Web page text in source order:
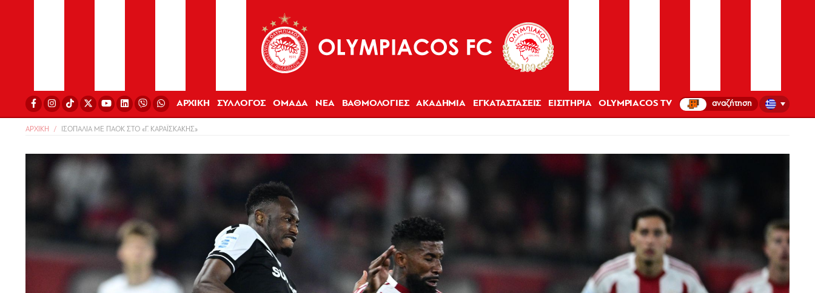
ΑΡΧΙΚΗ ΣΥΛΛΟΓΟΣ ΟΜΑΔΑ ΝΕΑ ΒΑΘΜΟΛΟΓΙΕΣ ΑΚΑΔΗΜΙΑ ΕΓΚΑΤΑΣΤΑΣΕΙΣ ΕΙΣΙΤΗΡΙΑ OLYMPIACOS TV
ΑΡΧΙΚΗ ΙΣΟΠΑΛΙΑ ΜΕ ΠΑΟΚ ΣΤΟ «Γ. ΚΑΡΑΪΣΚΑΚΗΣ»